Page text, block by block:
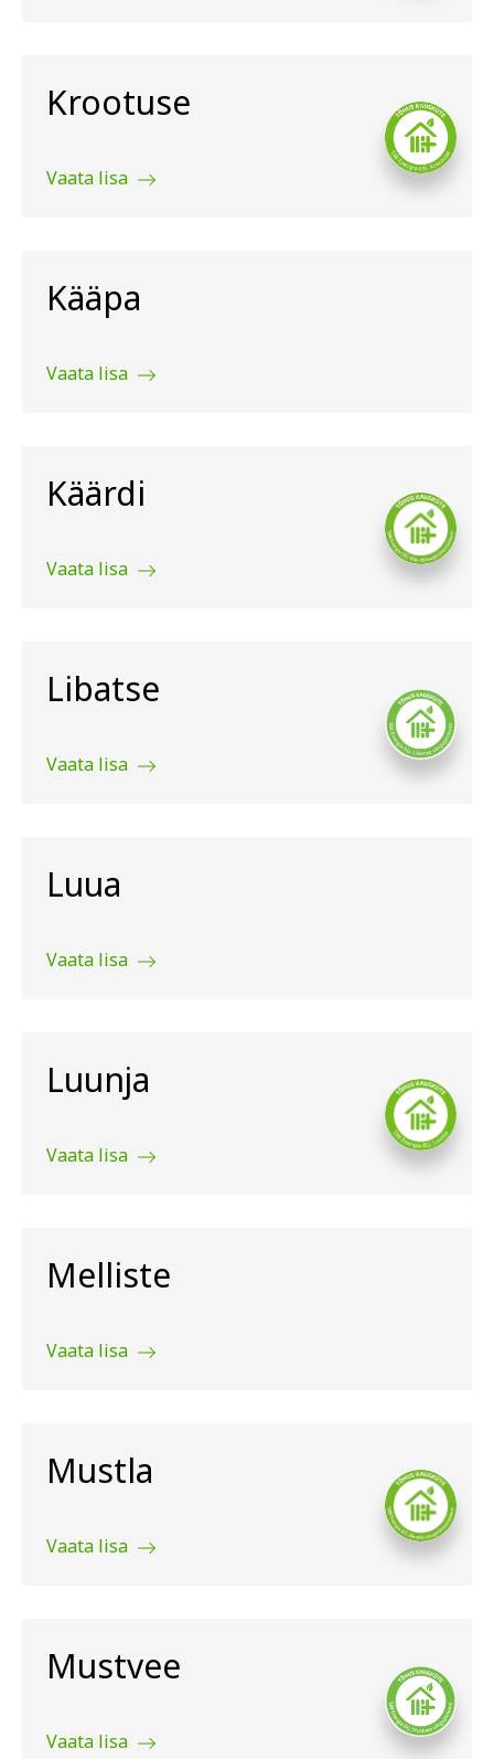
Krootuse
Vaata lisa
Kääpa
Vaata lisa
Käärdi
Vaata lisa
Libatse
Vaata lisa
Luua
Vaata lisa
Luunja
Vaata lisa
Melliste
Vaata lisa
Mustla
Vaata lisa
Mustvee
Vaata lisa